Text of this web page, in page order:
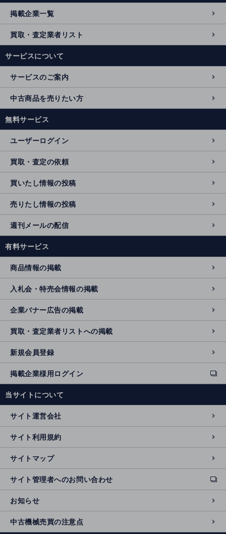
掲載企業一覧
買取・査定業者リスト
サービスについて
サービスのご案内
中古商品を売りたい方
無料サービス
ユーザーログイン
買取・査定の依頼
買いたし情報の投稿
売りたし情報の投稿
週刊メールの配信
有料サービス
商品情報の掲載
入札会・特売会情報の掲載
企業バナー広告の掲載
買取・査定業者リストへの掲載
新規会員登録
掲載企業様用ログイン
ext
e
n
al
si
t
e
当サイトについて
サイト運営会社
サイト利用規約
サイトマップ
サイト管理者へのお問い合わせ
ext
e
r
n
al
お知らせ
中古機械売買の注意点